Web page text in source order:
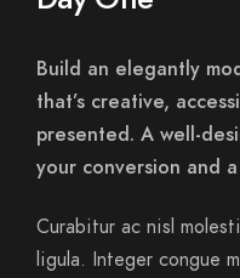
Build an elegantly
that’s creative,
presented. A well-
your conversion and
Curabitur ac nisl
ligula. Integer congue